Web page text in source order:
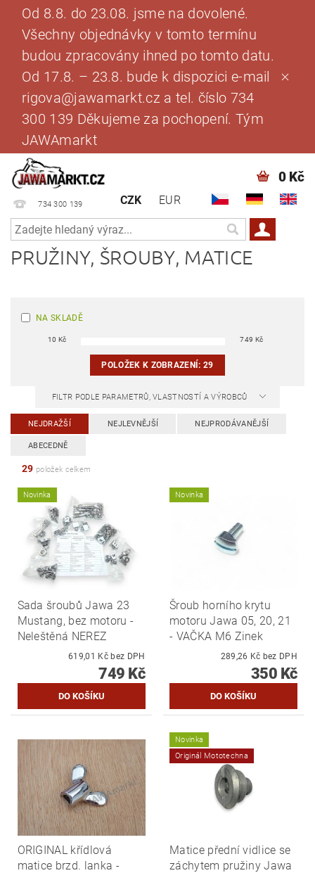
Od 8.8. do 23.08. jsme na dovolené.
Všechny objednávky v tomto termínu
budou zpracovány ihned po tomto datu.
Od 17.8. – 23.8. bude k dispozici e-mail
rigova@jawamarkt.cz a tel. číslo 734
300 139 Děkujeme za pochopení. Tým
JAWAmarkt
734 300 139 CZK EUR
0 Kč
PRUŽINY, ŠROUBY, MATICE
NA SKLADĚ
10 Kč 749 Kč
POLOŽEK K ZOBRAZENÍ:29
FILTR PODLE PARAMETRŮ, VLASTNOSTÍ A VÝROBCŮ
NEJDRAŽŠÍ NEJLEVNĚJŠÍ NEJPRODÁVANĚJŠÍ
ABECEDNĚ
29 položek celkem
Novinka
Sada šroubů Jawa 23
Mustang, bez motoru -
Neleštěná NEREZ
619,01 Kč bez DPH
749 Kč
Novinka
Šroub horního krytu
motoru Jawa 05, 20, 21
- VAČKA M6 Zinek
289,26 Kč bez DPH
350 Kč
ORIGINAL křídlová
matice brzd. lanka -
Novinka
Originál Mototechna
Matice přední vidlice se
záchytem pružiny Jawa